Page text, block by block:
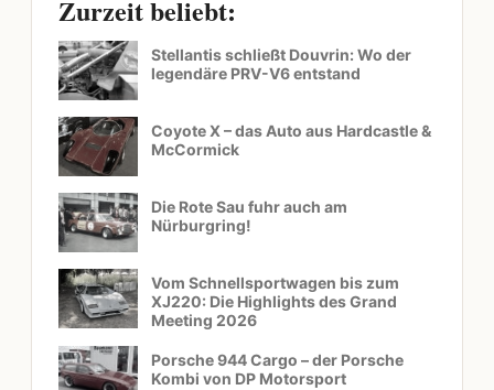
Zurzeit beliebt:
Stellantis schließt Douvrin: Wo der
legendäre PRV-V6 entstand
Coyote X – das Auto aus Hardcastle &
McCormick
Die Rote Sau fuhr auch am
Nürburgring!
Vom Schnellsportwagen bis zum
XJ220: Die Highlights des Grand
Meeting 2026
Porsche 944 Cargo – der Porsche
Kombi von DP Motorsport